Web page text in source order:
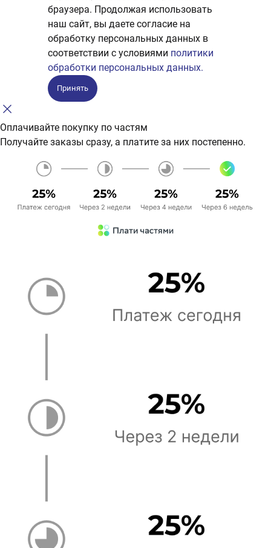
браузера. Продолжая использовать
наш сайт, вы даете согласие на
обработку персональных данных в
соответствии с условиями политики
обработки персональных данных.
Принять
Оплачивайте покупку по частям
Получайте заказы сразу, а платите за них постепенно.